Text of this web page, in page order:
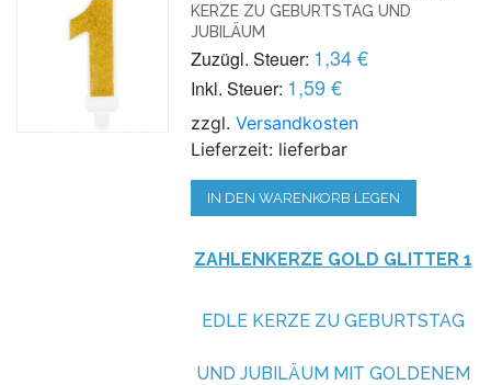
KERZE ZU GEBURTSTAG UND
JUBILÄUM
Zuzügl. Steuer: 1,34 €
Inkl. Steuer: 1,59 €
zzgl.Versandkosten
Lieferzeit: lieferbar
IN DEN WARENKORB LEGEN
ZAHLENKERZE GOLD GLITTER 1
EDLE KERZE ZU GEBURTSTAG
UND JUBILÄUM MIT GOLDENEM